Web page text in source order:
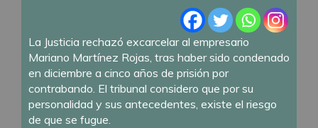
La Justicia rechazó excarcelar al empresario
Mariano Martínez Rojas, tras haber sido condenado
en diciembre a cinco años de prisión por
contrabando. El tribunal considero que por su
personalidad y sus antecedentes, existe el riesgo
de que se fugue.